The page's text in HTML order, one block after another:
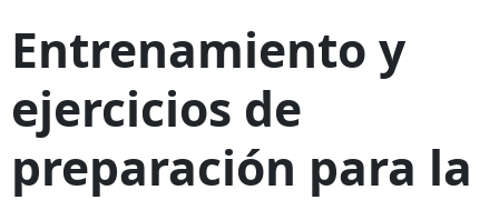
Entrenamiento y
ejercicios de
preparación para la